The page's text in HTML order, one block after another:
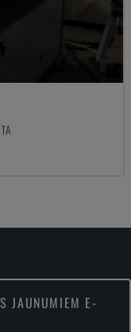
JAUNUMIEM E-